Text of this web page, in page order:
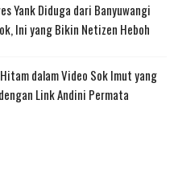
Yank Diduga dari Banyuwangi
Ini yang Bikin Netizen Heboh
dalam Video Sok Imut yang
Link Andini Permata